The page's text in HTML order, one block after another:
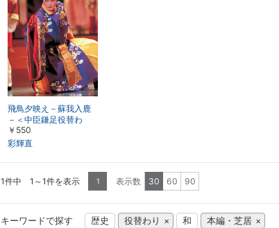
飛鳥夕映え－蘇我入鹿
－＜中臣鎌足役替わ
り：大空祐飛＞（’04年
月組・宝塚）
￥550
彩輝直
1件中 1～1件を表示 1 表示数 30 60 90
キーワードで探す 歴史 役替わり 和 本編・芝居